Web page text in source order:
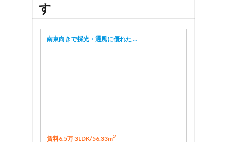
す
南東向きで採光・通風に優れた …
賃料6.5万 3LDK/56.33m2